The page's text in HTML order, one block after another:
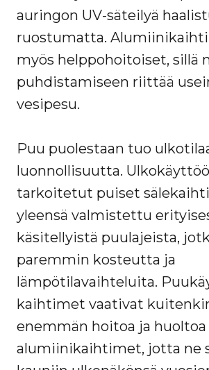
auringon UV-säteilyä
ruostumatta.
myös helppohoitoiset, sillä
puhdistamiseen riittää
vesipesu.
Puu puolestaan tuo
luonnollisuutta.
tarkoitetut puiset
yleensä valmistettu
käsitellyistä puulajeista,
paremmin kosteutta ja
lämpötilavaihteluita.
kaihtimet vaativat
enemmän hoitoa ja
alumiinikaihtimet, jotta ne